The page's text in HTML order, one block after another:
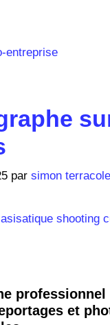
entreprise
par simon terracole
professionnel
et